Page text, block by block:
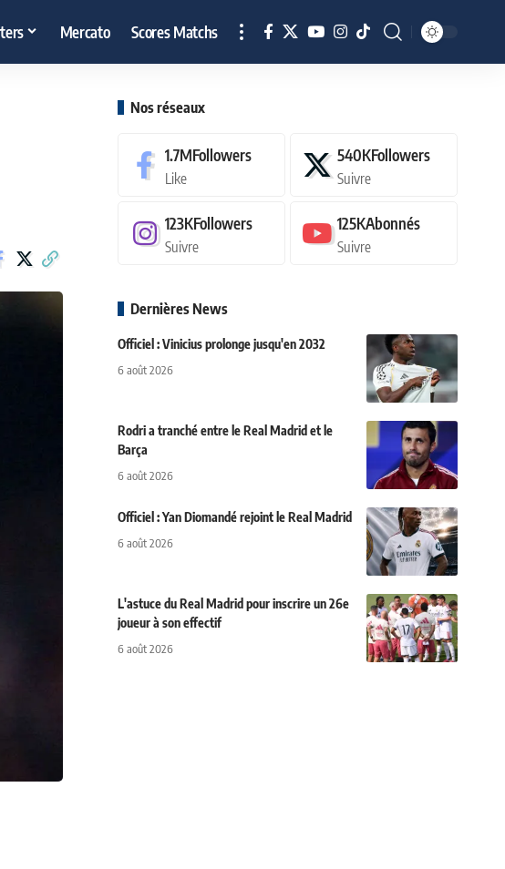
Mercato Scores Matchs
Nos réseaux
1.7MFollowers
Like
540KFollowers
Suivre
123KFollowers
Suivre
125KAbonnés
Suivre
Dernières News
Officiel : Vinicius prolonge jusqu'en 2032
6 août 2026
Rodri a tranché entre le Real Madrid et le
Barça
6 août 2026
Officiel : Yan Diomandé rejoint le Real Madrid
6 août 2026
L'astuce du Real Madrid pour inscrire un 26e
joueur à son effectif
6 août 2026